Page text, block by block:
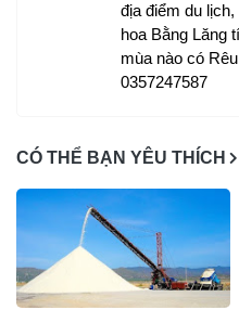
địa điểm du
hoa Bằng Lăng
mùa nào có
0357247587
CÓ THỂ BẠN YÊU THÍCH